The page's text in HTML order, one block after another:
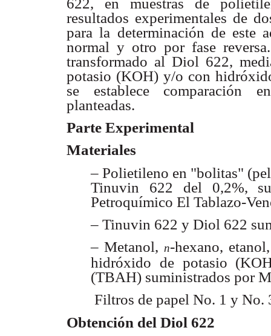
resultados experimentales de
para la determinación de este
normal y otro por fase
transformado al Diol 622,
potasio (KOH) y/o con
se establece comparación
planteadas.
Parte Experimental
Materiales
– Polietileno en "bolitas"
Tinuvin 622 del 0,2%,
Petroquímico El Tablazo-
– Tinuvin 622 y Diol 622
– Metanol, n-hexano,
hidróxido de potasio
(TBAH) suministrados por
 Filtros de papel No. 1 y
Obtención del Diol 622